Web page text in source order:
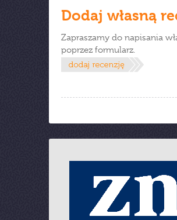
Dodaj własną
Zapraszamy do napisania
poprzez formularz.